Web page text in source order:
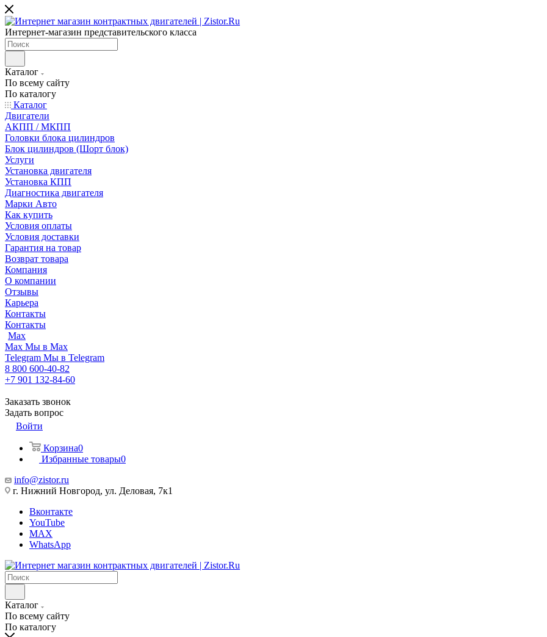
Интернет-магазин представительского класса
Каталог
По всему сайту
По каталогу
Каталог
Двигатели
АКПП / МКПП
Головки блока цилиндров
Блок цилиндров (Шорт блок)
Услуги
Установка двигателя
Установка КПП
Диагностика двигателя
Марки Авто
Как купить
Условия оплаты
Условия доставки
Гарантия на товар
Возврат товара
Компания
О компании
Отзывы
Карьера
Контакты
Контакты
Max
Max Мы в Max
Telegram Мы в Telegram
8 800 600-40-82
+7 901 132-84-60
Заказать звонок
Задать вопрос
Войти
Корзина0
Избранные товары0
info@zistor.ru
г. Нижний Новгород, ул. Деловая, 7к1
Вконтакте
YouTube
MAX
WhatsApp
Каталог
По всему сайту
По каталогу